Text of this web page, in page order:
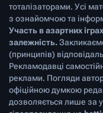
тоталізаторами. Усі
з ознайомчою та
Участь в азартних
залежність.
(принципів)
Рекламодавці
реклами. Погляди
офіційною думкою
дозволяється лише за